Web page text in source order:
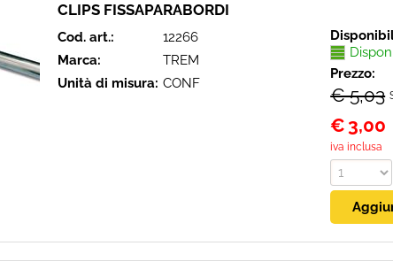
CLIPS FISSAPARABORDI
Cod. art.:
12266
Marca:
TREM
Unità di misura: CONF
Prezzo:
€ 5,03
€ 3,00
iva inclusa